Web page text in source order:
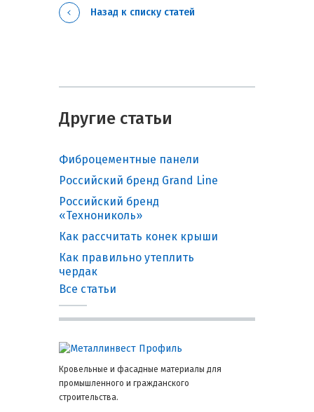
Назад к списку статей
Другие статьи
Фиброцементные панели
Российский бренд Grand Line
Российский бренд
«Технониколь»
Как рассчитать конек крыши
Как правильно утеплить
чердак
Все статьи
Кровельные и фасадные материалы для
промышленного и гражданского
строительства.